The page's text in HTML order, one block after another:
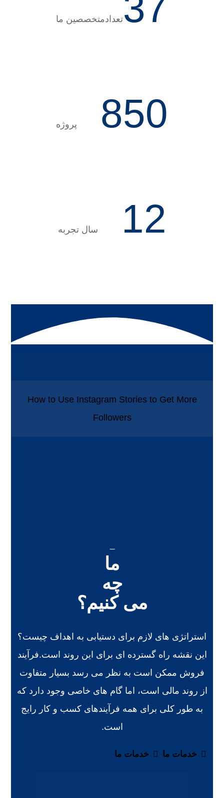
تعدادمتخصصین ما
850 پروژه
12 سال تجربه
How to Use Instagram Stories to Get More
Followers
ما
چه
می کنیم؟
استراتژی های لازم برای دستیابی به اهداف چیست؟
این نقشه راه گسترده ای برای این روند است.فرآیند
فروش ممکن است به نظر می رسد بسیار متفاوت
از روند مالی است، اما گام های خاصی وجود دارد که
به طور کلی برای همه فرآیندهای کسب و کار رایج
است.
خدمات ما خدمات ما